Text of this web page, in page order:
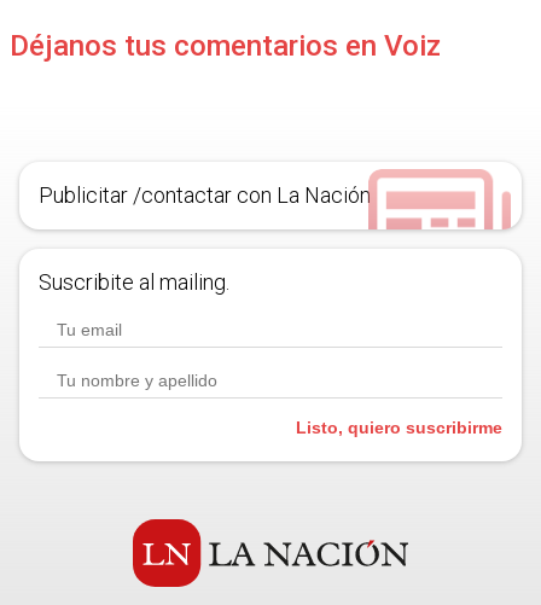
Déjanos tus comentarios en Voiz
Publicitar /contactar con La Nación
Suscribite al mailing.
Listo, quiero suscribirme